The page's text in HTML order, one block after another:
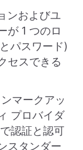
ンおよびユ
が 1 つのロ
パスワード)
セスできる
マークアッ
プロバイダ
認証と認可
スタンダー